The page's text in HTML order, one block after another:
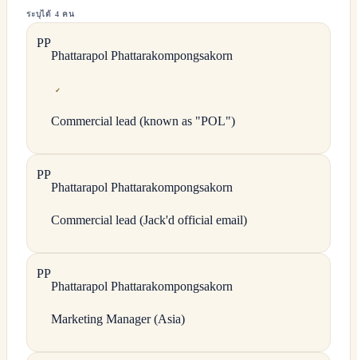
ระบุได้ 4 คน
PP
Phattarapol Phattarakompongsakorn
✓
Commercial lead (known as "POL")
PP
Phattarapol Phattarakompongsakorn
Commercial lead (Jack'd official email)
PP
Phattarapol Phattarakompongsakorn
Marketing Manager (Asia)